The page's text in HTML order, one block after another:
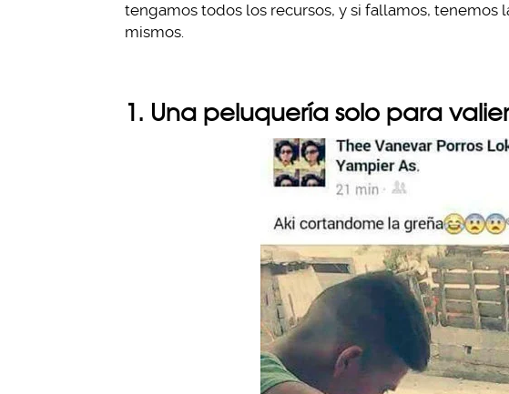
tengamos todos los recursos, y si fallamos, tenemos
mismos.
1. Una peluquería solo para